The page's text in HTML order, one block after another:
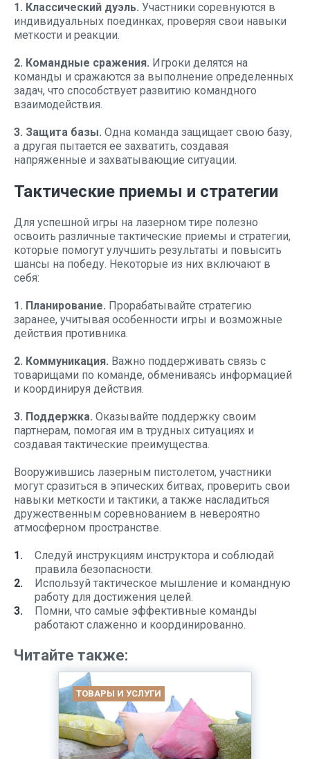
1. Классический дуэль. Участники соревнуются в
индивидуальных поединках, проверяя свои навыки
меткости и реакции.
2. Командные сражения. Игроки делятся на
команды и сражаются за выполнение определенных
задач, что способствует развитию командного
взаимодействия.
3. Защита базы. Одна команда защищает свою базу,
а другая пытается ее захватить, создавая
напряженные и захватывающие ситуации.
Тактические приемы и стратегии
Для успешной игры на лазерном тире полезно
освоить различные тактические приемы и стратегии,
которые помогут улучшить результаты и повысить
шансы на победу. Некоторые из них включают в
себя:
1. Планирование. Прорабатывайте стратегию
заранее, учитывая особенности игры и возможные
действия противника.
2. Коммуникация. Важно поддерживать связь с
товарищами по команде, обмениваясь информацией
и координируя действия.
3. Поддержка. Оказывайте поддержку своим
партнерам, помогая им в трудных ситуациях и
создавая тактические преимущества.
Вооружившись лазерным пистолетом, участники
могут сразиться в эпических битвах, проверить свои
навыки меткости и тактики, а также насладиться
дружественным соревнованием в невероятно
атмосферном пространстве.
Следуй инструкциям инструктора и соблюдай
правила безопасности.
Используй тактическое мышление и командную
работу для достижения целей.
Помни, что самые эффективные команды
работают слаженно и координированно.
Читайте также:
ТОВАРЫ И УСЛУГИ